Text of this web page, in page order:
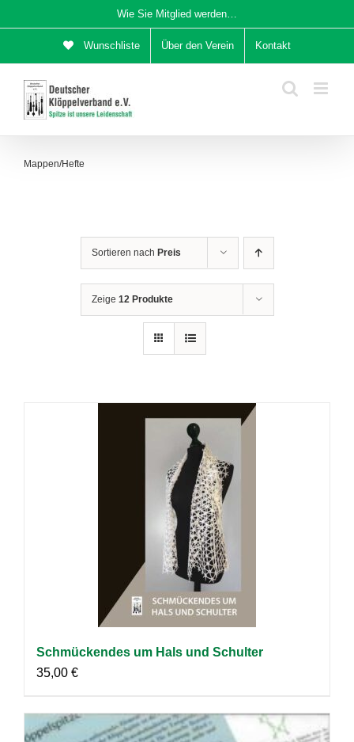
Inhalt
Wie Sie Mitglied werden…
Wunschliste Über den Verein Kontakt
Mappen/Hefte
Sortieren nach Preis
Zeige 12 Produkte
Schmückendes um Hals und Schulter
35,00 €